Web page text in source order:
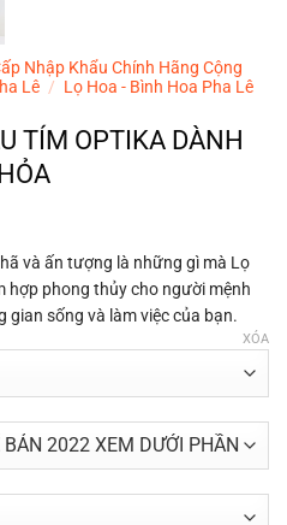
Nhập Khẩu Chính Hãng Cộng
Lê / Lọ Hoa - Bình Hoa Pha Lê
TÍM OPTIKA DÀNH
và ấn tượng là những gì mà Lọ
hợp phong thủy cho người mệnh
gian sống và làm việc của bạn.
XÓA